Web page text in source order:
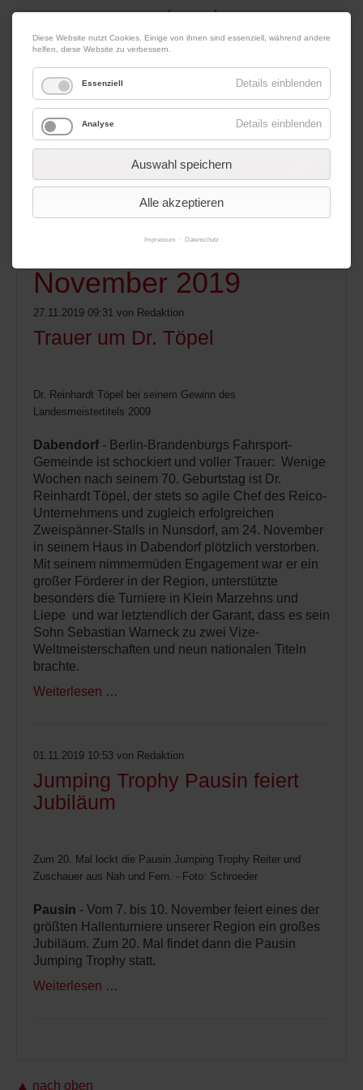
07. August 2026 Impressum|Kontakt|Datenschutz
Werbung
November 2019
27.11.2019 09:31 von Redaktion
Trauer um Dr. Töpel
Dr. Reinhardt Töpel bei seinem Gewinn des
Landesmeistertitels 2009
Dabendorf - Berlin-Brandenburgs Fahrsport-
Gemeinde ist schockiert und voller Trauer: Wenige
Wochen nach seinem 70. Geburtstag ist Dr.
Reinhardt Töpel, der stets so agile Chef des Reico-
Unternehmens und zugleich erfolgreichen
Zweispänner-Stalls in Nunsdorf, am 24. November
in seinem Haus in Dabendorf plötzlich verstorben.
Mit seinem nimmermüden Engagement war er ein
großer Förderer in der Region, unterstützte
besonders die Turniere in Klein Marzehns und
Liepe und war letztendlich der Garant, dass es sein
Sohn Sebastian Warneck zu zwei Vize-
Weltmeisterschaften und neun nationalen Titeln
brachte.
Weiterlesen …
01.11.2019 10:53 von Redaktion
Jumping Trophy Pausin feiert
Jubiläum
Zum 20. Mal lockt die Pausin Jumping Trophy Reiter und
Zuschauer aus Nah und Fern. - Foto: Schroeder
Pausin - Vom 7. bis 10. November feiert eines der
größten Hallenturniere unserer Region ein großes
Jubiläum. Zum 20. Mal findet dann die Pausin
Jumping Trophy statt.
Weiterlesen …
▲ nach oben
Diese Website nutzt Cookies. Einige von ihnen sind essenziell, während andere
helfen, diese Website zu verbessern.
Essenziell Details einblenden
Analyse Details einblenden
Auswahl speichern
Alle akzeptieren
Impressum Datenschutz